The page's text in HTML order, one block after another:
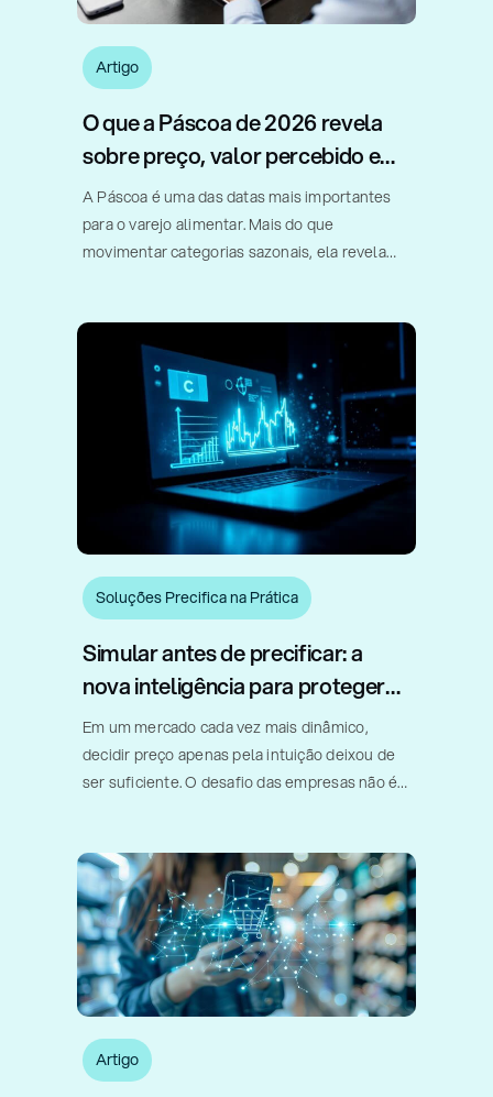
Artigo
O que a Páscoa de 2026 revela
sobre preço, valor percebido e
estratégia no varejo
A Páscoa é uma das datas mais importantes
para o varejo alimentar. Mais do que
movimentar categorias sazonais, ela revela
Em um estudo realizado [...]
Soluções Precifica na Prática
Simular antes de precificar: a
nova inteligência para proteger
margem e acelerar vendas
Em um mercado cada vez mais dinâmico,
decidir preço apenas pela intuição deixou de
ser suficiente. O desafio das empresas não é
giro, quando um aumento de preço [...]
Artigo